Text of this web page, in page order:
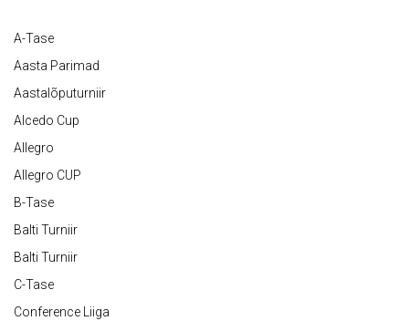
A-Tase
Aasta Parimad
Aastalõputurniir
Alcedo Cup
Allegro
Allegro CUP
B-Tase
Balti Turniir
Balti Turniir
C-Tase
Conference Liiga